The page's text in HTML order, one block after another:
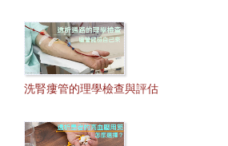
洗腎瘻管的理學檢查與評估